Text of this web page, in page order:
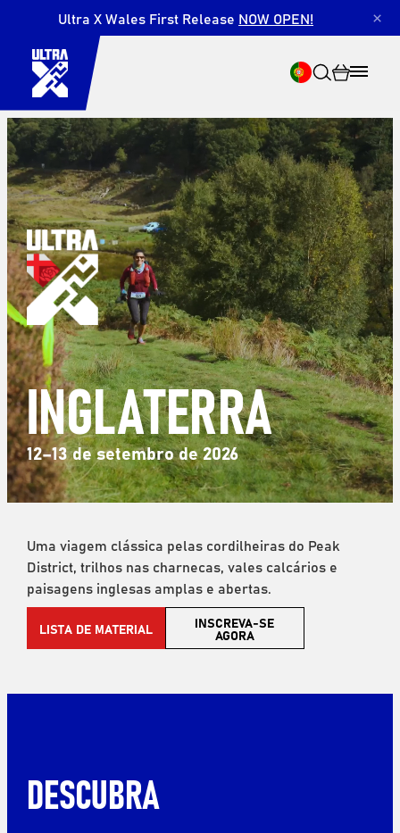
Ultra X Wales First Release NOW OPEN! ×
Pesquisar
INGLATERRA
12–13 de setembro de 2026
Uma viagem clássica pelas cordilheiras do Peak
District, trilhos nas charnecas, vales calcários e
paisagens inglesas amplas e abertas.
LISTA DE MATERIAL INSCREVA-SE
AGORA
DESCUBRA